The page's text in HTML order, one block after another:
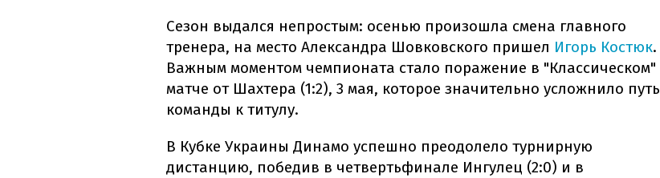
Сезон выдался непростым: осенью произошла смена главного
тренера, на место Александра Шовковского пришел Игорь Костюк.
Важным моментом чемпионата стало поражение в "Классическом"
матче от Шахтера (1:2), 3 мая, которое значительно усложнило путь
команды к титулу.
В Кубке Украины Динамо успешно преодолело турнирную
дистанцию, победив в четвертьфинале Ингулец (2:0) и в